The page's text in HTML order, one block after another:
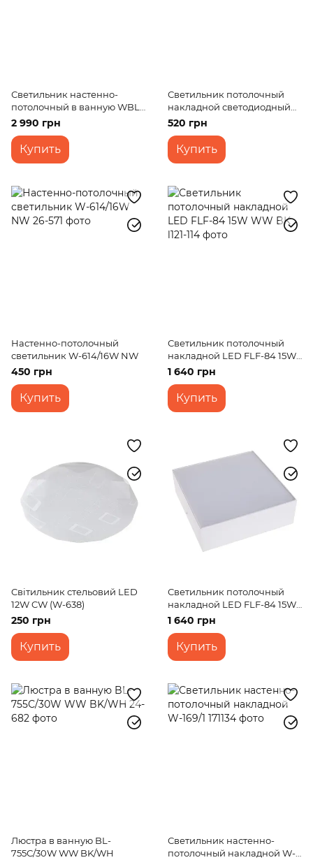
Светильник настенно-
потолочный в ванную WBL-
47C/63W
2 990 грн
Купить
Светильник потолочный
накладной светодиодный
LED-471/36W CW
520 грн
Купить
Настенно-потолочный
светильник W-614/16W NW
450 грн
Купить
Светильник потолочный
накладной LED FLF-84 15W
WW BK
1 640 грн
Купить
Cвітильник стельовий LED
12W CW (W-638)
250 грн
Купить
Светильник потолочный
накладной LED FLF-84 15W
NW WH
1 640 грн
Купить
Люстра в ванную BL-
755С/30W WW BK/WH
Светильник настенно-
потолочный накладной W-